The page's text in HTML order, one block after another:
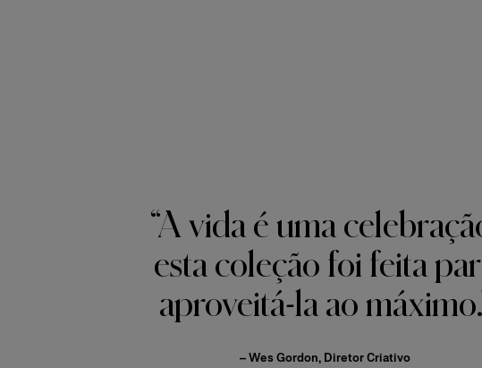
“A vida é uma
esta coleção foi feita
aproveitá-la ao
– Wes Gordon, Diretor Criativo